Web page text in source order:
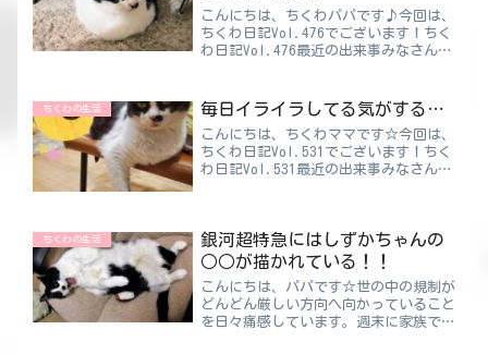
こんにちは、ちくわパパです♪今回は、
ちくわ日記Vol.476でございます！ちく
わ日記Vol.476最近の出来事みなさん、
す！去年は、ちくわを含め家族が大きな
ケガや病気をす...
ちくわの生活 毎日イライラしてる気がする…
こんにちは、ちくわママです☆今回は、
ちくわ日記Vol.531でございます！ちく
わ日記Vol.531最近の出来事みなさんは
ったと思いま...
ちくわの生活
銀河超特急にはしずかちゃんの
○○が描かれている！！
こんにちは、パパです☆世の中の規制が
どんどん厳しい方向へ向かっていること
を日々痛感しています。週末に家族でロ